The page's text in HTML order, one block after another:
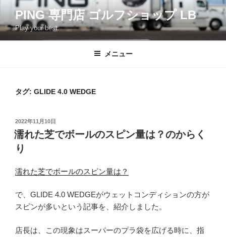
テ
ン
PING 専門店 ゴルフショップ LB
Play your best.
メニュー
タグ: GLIDE 4.0 WEDGE
投
稿
日:
2022年11月10日
濡れた芝でボールのスピン量は？のからく
り
濡れた芝でボールのスピン量は？
で、GLIDE 4.0 WEDGEがウェットコンディションの方が
スピンが多いという記事を、紹介しました。
店長は、この現象はスーパーのプラ袋を広げる時に、指